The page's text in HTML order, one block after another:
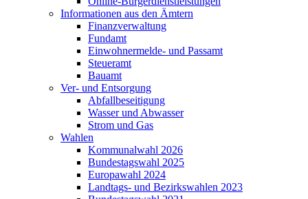
Informationen aus den Ämtern
Finanzverwaltung
Fundamt
Einwohnermelde- und Passamt
Steueramt
Bauamt
Ver- und Entsorgung
Abfallbeseitigung
Wasser und Abwasser
Strom und Gas
Wahlen
Kommunalwahl 2026
Bundestagswahl 2025
Europawahl 2024
Landtags- und Bezirkswahlen 2023